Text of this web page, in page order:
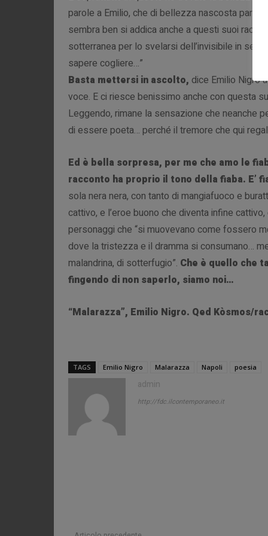
parole a Emilio, che di bellezza nascosta parla
sembra ben si addica anche a questi suoi
sotterranea per lo svelarsi dell’invisibile in
sapere cogliere…”
Basta mettersi in ascolto, dice Emilio Nigro
voce. E ci riesce benissimo anche con questa
Leggendo, rimane la sensazione che neanche
di essere poeta… perché il tremore che qui
Ed è bella sorpresa, per me che amo le
racconto ha proprio il tono della fiaba. E’
sola nera nera, con tanto di mangiafuoco e
cattivo, e l’eroe buono che diventa infine
personaggi che “si muovevano come fossero
dove la tristezza e il dramma si consumano…
malandrina, di sotterfugio”. Che è quello che
fingendo di non saperlo, siamo noi…
“Malarazza”, Emilio Nigro. Qed Kòsmos/
TAGS Emilio Nigro Malarazza Napoli poesia
admin
http://fdc.ilcontemporaneo.it